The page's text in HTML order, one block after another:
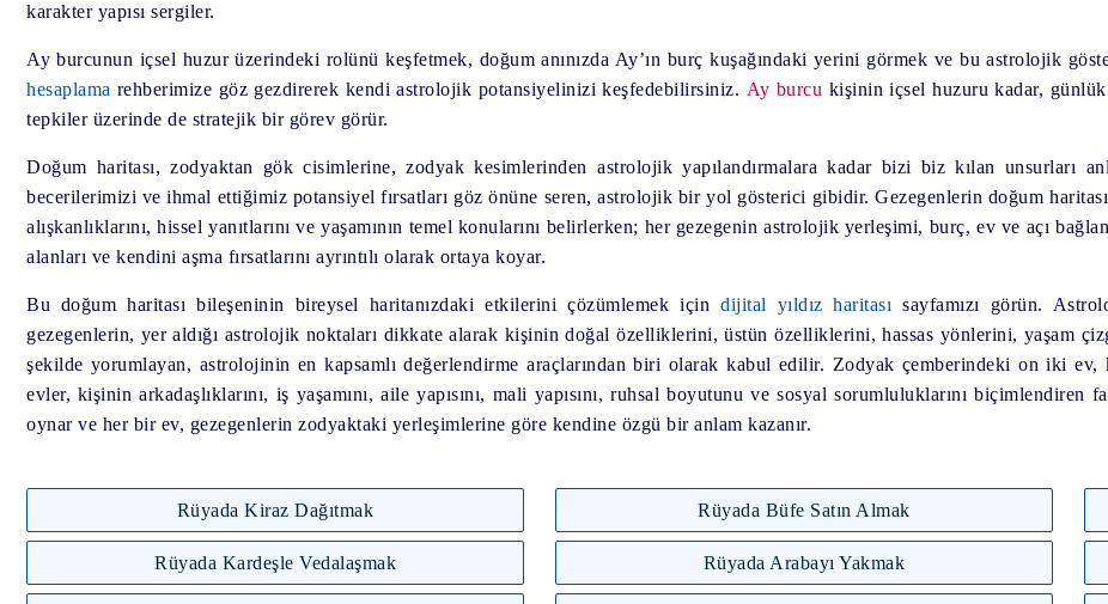
karakter yapısı sergiler.
Ay burcunun içsel huzur üzerindeki rolünü keşfetmek, doğum anınızda Ay’ın burç kuşağındaki yerini görmek ve bu astrolojik
hesaplama rehberimize göz gezdirerek kendi astrolojik potansiyelinizi keşfedebilirsiniz. Ay burcu kişinin içsel huzuru kadar, günlük
tepkiler üzerinde de stratejik bir görev görür.
Doğum haritası, zodyaktan gök cisimlerine, zodyak kesimlerinden astrolojik yapılandırmalara kadar bizi biz kılan unsurları
becerilerimizi ve ihmal ettiğimiz potansiyel fırsatları göz önüne seren, astrolojik bir yol gösterici gibidir. Gezegenlerin doğum haritası
alışkanlıklarını, hissel yanıtlarını ve yaşamının temel konularını belirlerken; her gezegenin astrolojik yerleşimi, burç, ev ve açı
alanları ve kendini aşma fırsatlarını ayrıntılı olarak ortaya koyar.
Bu doğum haritası bileşeninin bireysel haritanızdaki etkilerini çözümlemek içindijital yıldız haritası sayfamızı görün.
gezegenlerin, yer aldığı astrolojik noktaları dikkate alarak kişinin doğal özelliklerini, üstün özelliklerini, hassas yönlerini, yaşam
şekilde yorumlayan, astrolojinin en kapsamlı değerlendirme araçlarından biri olarak kabul edilir. Zodyak çemberindeki on iki ev,
evler, kişinin arkadaşlıklarını, iş yaşamını, aile yapısını, mali yapısını, ruhsal boyutunu ve sosyal sorumluluklarını
oynar ve her bir ev, gezegenlerin zodyaktaki yerleşimlerine göre kendine özgü bir anlam kazanır.
Rüyada Kiraz Dağıtmak Rüyada Büfe Satın Almak
Rüyada Kardeşle Vedalaşmak Rüyada Arabayı Yakmak